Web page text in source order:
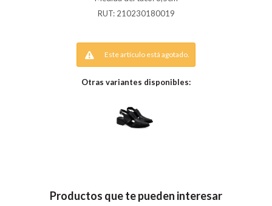
RUT: 210230180019
Este artículo está agotado.
Otras variantes disponibles:
Productos que te pueden interesar